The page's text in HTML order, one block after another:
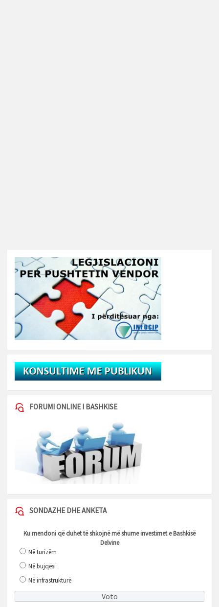
FORUMI ONLINE I BASHKISE
SONDAZHE DHE ANKETA
Ku mendoni që duhet të shkojnë më shume investimet e Bashkisë
Delvine
Në turizëm
Në bujqësi
Në infrastrukturë